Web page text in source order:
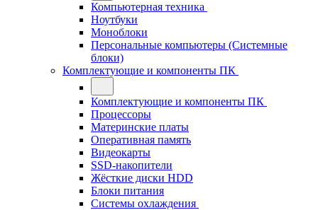
Компьютерная техника
Ноутбуки
Моноблоки
Персональные компьютеры (Системные
блоки)
Комплектующие и компоненты ПК
Комплектующие и компоненты ПК
Процессоры
Материнские платы
Оперативная память
Видеокарты
SSD-накопители
Жёсткие диски HDD
Блоки питания
Системы охлаждения